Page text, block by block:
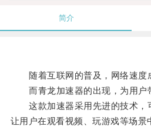
简介
随着互联网的普及，网络速度
而青龙加速器的出现，为用户
这款加速器采用先进的技术，
让用户在观看视频、玩游戏等场景